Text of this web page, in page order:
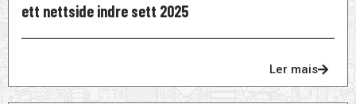
ett nettside indre sett 2025
Ler mais